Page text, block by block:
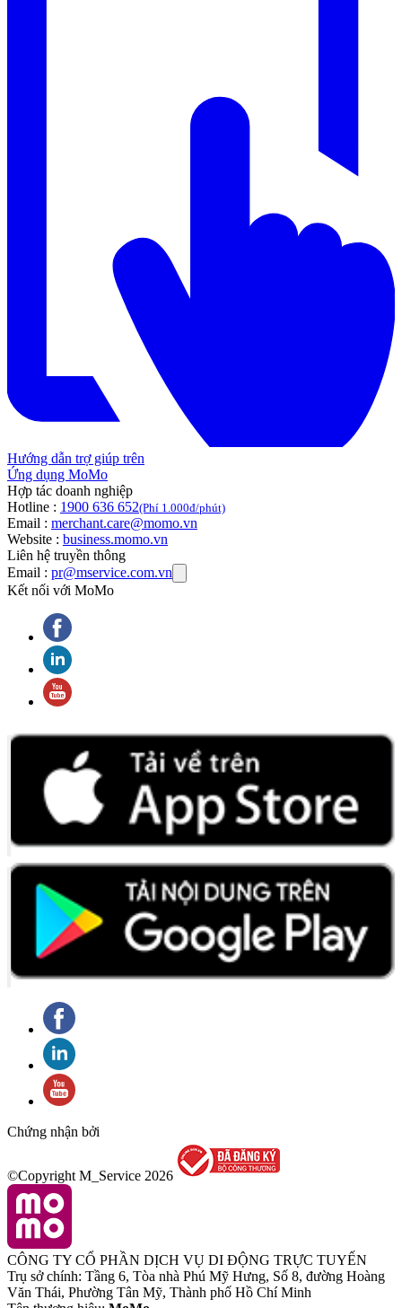
Hướng dẫn trợ giúp trên
Ứng dụng MoMo
Hợp tác doanh nghiệp
Hotline : 1900 636 652(Phí 1.000đ/phút)
Email : merchant.care@momo.vn
Website : business.momo.vn
Liên hệ truyền thông
Email : pr@mservice.com.vn
Kết nối với MoMo
Chứng nhận bởi
©Copyright M_Service 2026
CÔNG TY CỔ PHẦN DỊCH VỤ DI ĐỘNG TRỰC TUYẾN
Trụ sở chính: Tầng 6, Tòa nhà Phú Mỹ Hưng, Số 8, đường Hoàng
Văn Thái, Phường Tân Mỹ, Thành phố Hồ Chí Minh